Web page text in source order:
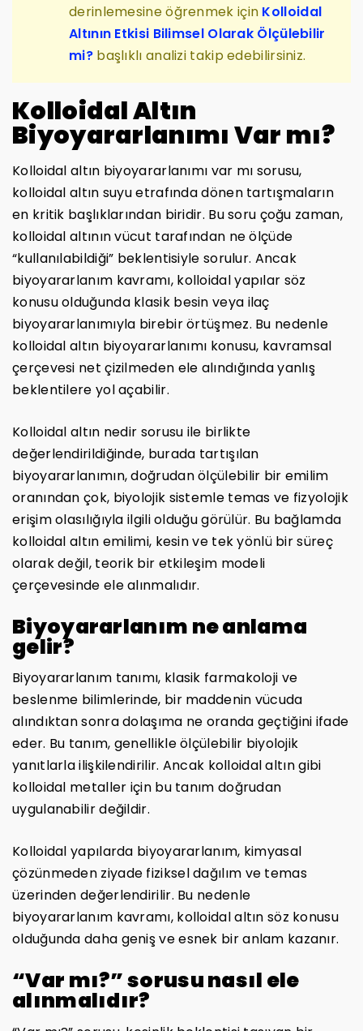
derinlemesine öğrenmek için Kolloidal
Altının Etkisi Bilimsel Olarak Ölçülebilir
mi?başlıklı analizi takip edebilirsiniz.
Kolloidal Altın
Biyoyararlanımı Var mı?
Kolloidal altın biyoyararlanımı var mı sorusu,
kolloidal altın suyu etrafında dönen tartışmaların
en kritik başlıklarından biridir. Bu soru çoğu zaman,
kolloidal altının vücut tarafından ne ölçüde
“kullanılabildiği” beklentisiyle sorulur. Ancak
biyoyararlanım kavramı, kolloidal yapılar söz
konusu olduğunda klasik besin veya ilaç
biyoyararlanımıyla birebir örtüşmez. Bu nedenle
kolloidal altın biyoyararlanımı konusu, kavramsal
çerçevesi net çizilmeden ele alındığında yanlış
beklentilere yol açabilir.
Kolloidal altın nedir sorusu ile birlikte
değerlendirildiğinde, burada tartışılan
biyoyararlanımın, doğrudan ölçülebilir bir emilim
oranından çok, biyolojik sistemle temas ve fizyolojik
erişim olasılığıyla ilgili olduğu görülür. Bu bağlamda
kolloidal altın emilimi, kesin ve tek yönlü bir süreç
olarak değil, teorik bir etkileşim modeli
çerçevesinde ele alınmalıdır.
Biyoyararlanım ne anlama
gelir?
Biyoyararlanım tanımı, klasik farmakoloji ve
beslenme bilimlerinde, bir maddenin vücuda
alındıktan sonra dolaşıma ne oranda geçtiğini ifade
eder. Bu tanım, genellikle ölçülebilir biyolojik
yanıtlarla ilişkilendirilir. Ancak kolloidal altın gibi
kolloidal metaller için bu tanım doğrudan
uygulanabilir değildir.
Kolloidal yapılarda biyoyararlanım, kimyasal
çözünmeden ziyade fiziksel dağılım ve temas
üzerinden değerlendirilir. Bu nedenle
biyoyararlanım kavramı, kolloidal altın söz konusu
olduğunda daha geniş ve esnek bir anlam kazanır.
“Var mı?” sorusu nasıl ele
alınmalıdır?